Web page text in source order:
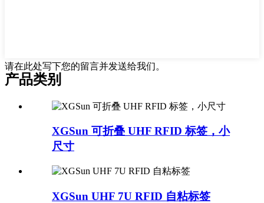
请在此处写下您的留言并发送给我们。
产品类别
XGSun 可折叠 UHF RFID 标签，小
尺寸
XGSun UHF 7U RFID 自粘标签